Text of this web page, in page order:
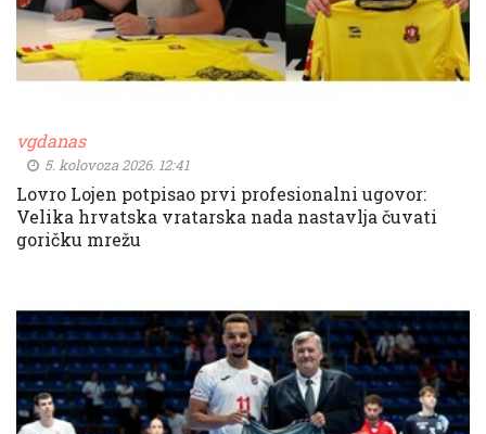
vgdanas
5. kolovoza 2026. 12:41
Lovro Lojen potpisao prvi profesionalni ugovor:
Velika hrvatska vratarska nada nastavlja čuvati
goričku mrežu